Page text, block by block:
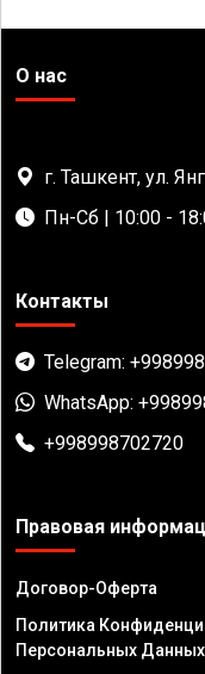
О нас
г. Ташкент, ул.
Пн-Сб | 10:00 -
Контакты
Telegram:
WhatsApp:
+998998702720
Правовая
Договор-Оферта
Политика
Персональных